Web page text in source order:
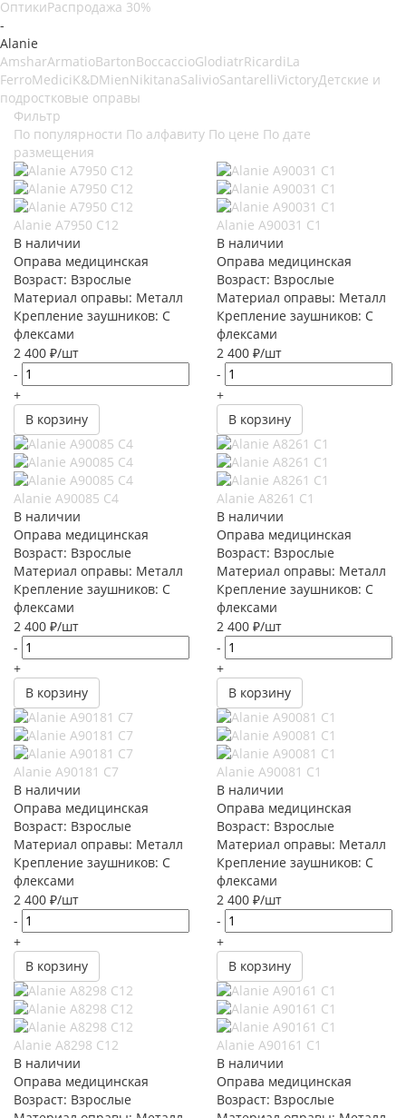
ОптикиРаспродажа 30%
-
Alanie
AmsharArmatioBartonBoccaccioGlodiatrRicardiLa
FerroMediciK&DMienNikitanaSalivioSantarelliVictoryДетские и
подростковые оправы
Фильтр
По популярности По алфавиту По цене По дате
размещения
Alanie A7950 C12
В наличии
Оправа медицинская
Возраст: Взрослые
Материал оправы: Металл
Крепление заушников: С
флексами
2 400 ₽/шт
-
+
В корзину
Alanie A90031 C1
В наличии
Оправа медицинская
Возраст: Взрослые
Материал оправы: Металл
Крепление заушников: С
флексами
2 400 ₽/шт
-
+
В корзину
Alanie A90085 C4
В наличии
Оправа медицинская
Возраст: Взрослые
Материал оправы: Металл
Крепление заушников: С
флексами
2 400 ₽/шт
-
+
В корзину
Alanie A8261 C1
В наличии
Оправа медицинская
Возраст: Взрослые
Материал оправы: Металл
Крепление заушников: С
флексами
2 400 ₽/шт
-
+
В корзину
Alanie A90181 С7
В наличии
Оправа медицинская
Возраст: Взрослые
Материал оправы: Металл
Крепление заушников: С
флексами
2 400 ₽/шт
-
+
В корзину
Alanie A90081 C1
В наличии
Оправа медицинская
Возраст: Взрослые
Материал оправы: Металл
Крепление заушников: С
флексами
2 400 ₽/шт
-
+
В корзину
Alanie A8298 C12
В наличии
Оправа медицинская
Возраст: Взрослые
Alanie A90161 С1
В наличии
Оправа медицинская
Возраст: Взрослые